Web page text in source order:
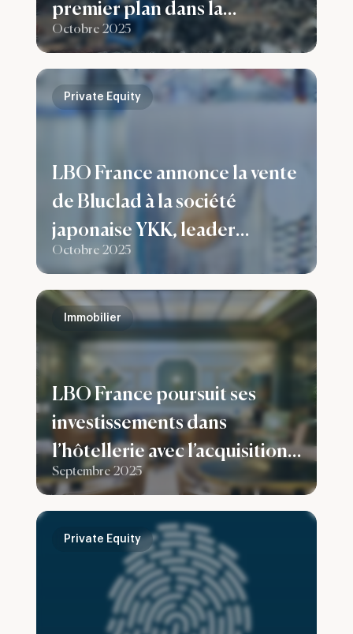
premier plan dans la
conception et la fabrication
d’installations de recyclage
de métaux ferreux et non
ferreux
Octobre 2025
LBO France annonce la vente
de Bluclad à la société
japonaise YKK, leader
mondial des solutions de
fixation.
Octobre 2025
Private Equity
LBO France poursuit ses
investissements dans
l’hôtellerie avec l’acquisition
de l’hôtel Konti à Bordeaux
Septembre 2025
Immobilier
Private Equity